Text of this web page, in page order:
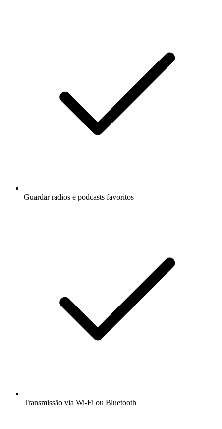
Guardar rádios e podcasts favoritos
Transmissão via Wi-Fi ou Bluetooth